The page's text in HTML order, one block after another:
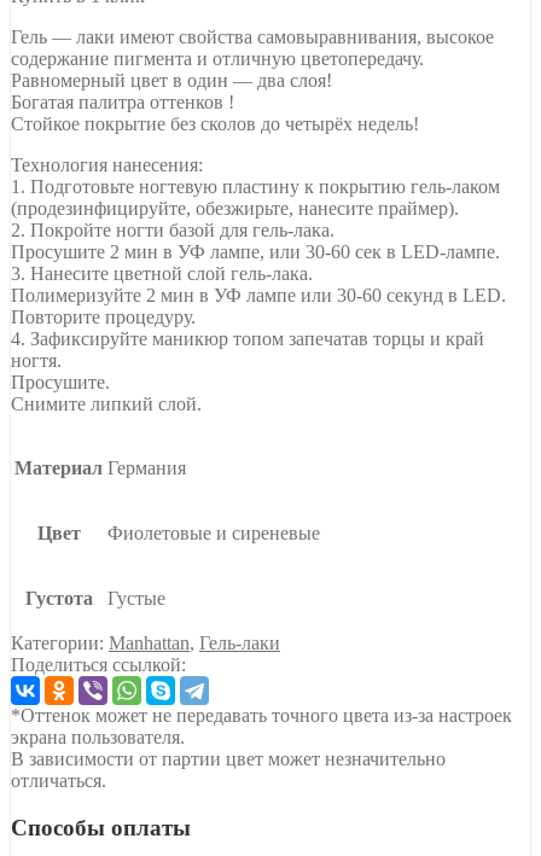
Гель — лаки имеют свойства самовыравнивания, высокое
содержание пигмента и отличную цветопередачу.
Равномерный цвет в один — два слоя!
Богатая палитра оттенков !
Стойкое покрытие без сколов до четырёх недель!
Технология нанесения:
1. Подготовьте ногтевую пластину к покрытию гель-лаком
(продезинфицируйте, обезжирьте, нанесите праймер).
2. Покройте ногти базой для гель-лака.
Просушите 2 мин в УФ лампе, или 30-60 сек в LED-лампе.
3. Нанесите цветной слой гель-лака.
Полимеризуйте 2 мин в УФ лампе или 30-60 секунд в LED.
Повторите процедуру.
4. Зафиксируйте маникюр топом запечатав торцы и край
ногтя.
Просушите.
Снимите липкий слой.
Материал Германия
Цвет Фиолетовые и сиреневые
Густота Густые
Категории: Manhattan, Гель-лаки
Поделиться ссылкой:
*Оттенок может не передавать точного цвета из-за настроек
экрана пользователя.
В зависимости от партии цвет может незначительно
отличаться.
Способы оплаты